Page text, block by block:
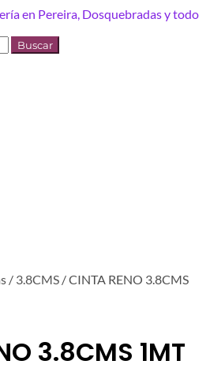
Buscar
/ 3.8CMS /CINTA RENO 3.8CMS
3.8CMS 1MT